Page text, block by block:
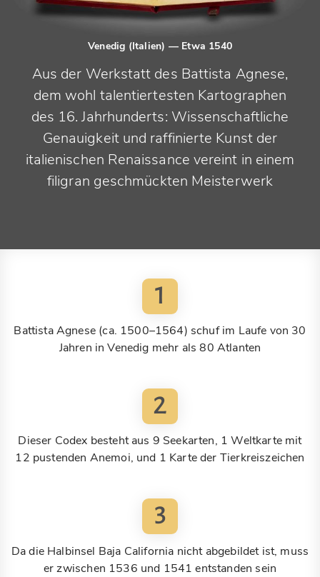
Venedig (Italien) — Etwa 1540
Aus der Werkstatt des Battista Agnese,
dem wohl talentiertesten Kartographen
des 16. Jahrhunderts: Wissenschaftliche
Genauigkeit und raffinierte Kunst der
italienischen Renaissance vereint in einem
filigran geschmückten Meisterwerk
1
Battista Agnese (ca. 1500–1564) schuf im Laufe von 30
Jahren in Venedig mehr als 80 Atlanten
2
Dieser Codex besteht aus 9 Seekarten, 1 Weltkarte mit
12 pustenden Anemoi, und 1 Karte der Tierkreiszeichen
3
Da die Halbinsel Baja California nicht abgebildet ist, muss
er zwischen 1536 und 1541 entstanden sein